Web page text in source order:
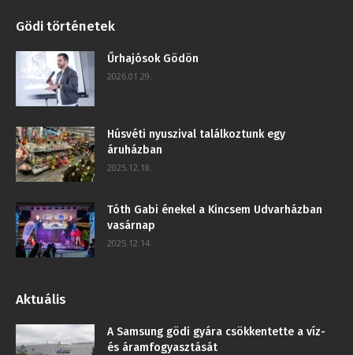
Gödi történetek
Űrhajósok Gödön
2026.01.29.
Húsvéti nyuszival találkoztunk egy
áruházban
2025.12.18.
Tóth Gabi énekel a Kincsem Udvarházban
vasárnap
2025.12.14.
Aktuális
A Samsung gödi gyára csökkentette a víz-
és áramfogyasztását